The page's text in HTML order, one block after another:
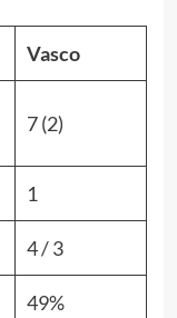
Vasco
7 (2)
1
4 / 3
49%